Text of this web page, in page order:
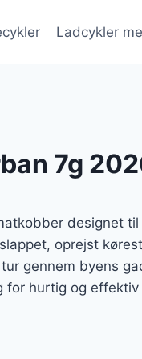
Ladcykler
7g
designet
oprejst
gennem byens
for hurtig og